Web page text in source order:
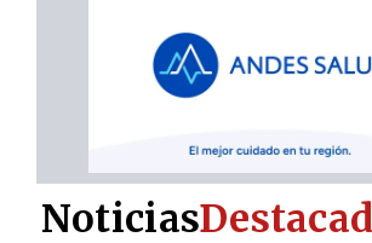
Noticias